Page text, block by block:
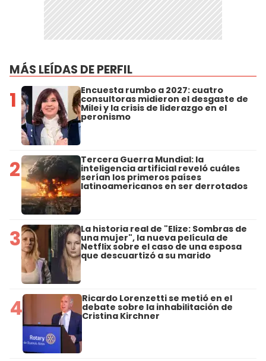
MÁS LEÍDAS DE PERFIL
1 Encuesta rumbo a 2027: cuatro
consultoras midieron el desgaste de
Milei y la crisis de liderazgo en el
peronismo
2 Tercera Guerra Mundial: la
inteligencia artificial reveló cuáles
serían los primeros países
latinoamericanos en ser derrotados
3 La historia real de "Elize: Sombras de
una mujer", la nueva película de
Netflix sobre el caso de una esposa
que descuartizó a su marido
4 Ricardo Lorenzetti se metió en el
debate sobre la inhabilitación de
Cristina Kirchner